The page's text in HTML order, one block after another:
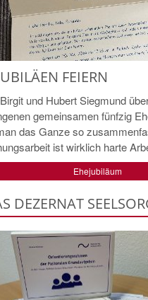
FEIERN
und Hubert Siegmund
gemeinsamen fünfzig
das Ganze so
ist wirklich harte
Ehejubiläum
DEZERNAT